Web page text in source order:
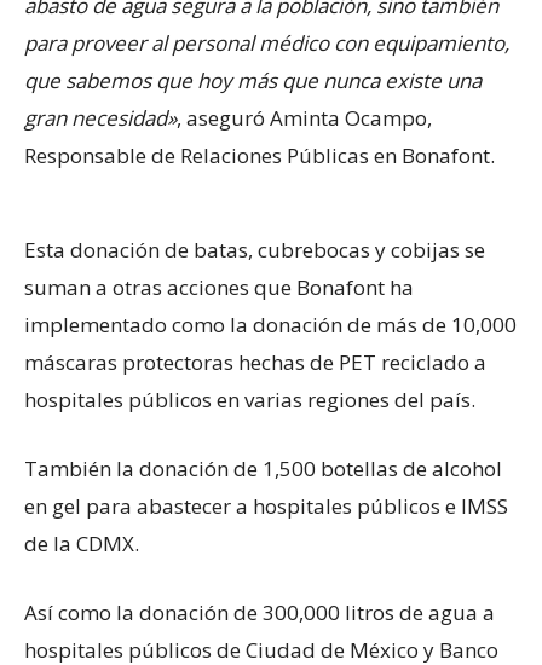
para proveer al personal médico con equipamiento,
que sabemos que hoy más que nunca existe una
gran necesidad», aseguró Aminta Ocampo,
Responsable de Relaciones Públicas en Bonafont.
Esta donación de batas, cubrebocas y cobijas se
suman a otras acciones que Bonafont ha
implementado como la donación de más de 10,000
máscaras protectoras hechas de PET reciclado a
hospitales públicos en varias regiones del país.
También la donación de 1,500 botellas de alcohol
en gel para abastecer a hospitales públicos e IMSS
de la CDMX.
Así como la donación de 300,000 litros de agua a
hospitales públicos de Ciudad de México y Banco